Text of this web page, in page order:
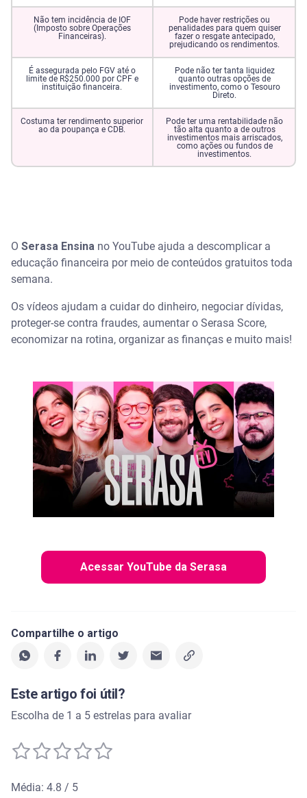
Não tem incidência de IOF
(Imposto sobre Operações
Financeiras).
Pode haver restrições ou
penalidades para quem quiser
fazer o resgate antecipado,
prejudicando os rendimentos.
É assegurada pelo FGV até o
limite de R$250.000 por CPF e
instituição financeira.
Pode não ter tanta liquidez
quanto outras opções de
investimento, como o Tesouro
Direto.
Costuma ter rendimento superior
ao da poupança e CDB.
Pode ter uma rentabilidade não
tão alta quanto a de outros
investimentos mais arriscados,
como ações ou fundos de
investimentos.
O Serasa Ensina no YouTube ajuda a descomplicar a
educação financeira por meio de conteúdos gratuitos toda
semana.
Os vídeos ajudam a cuidar do dinheiro, negociar dívidas,
proteger-se contra fraudes, aumentar o Serasa Score,
economizar na rotina, organizar as finanças e muito mais!
Acessar YouTube da Serasa
Compartilhe o artigo
Este artigo foi útil?
Escolha de 1 a 5 estrelas para avaliar
Média: 4.8 / 5